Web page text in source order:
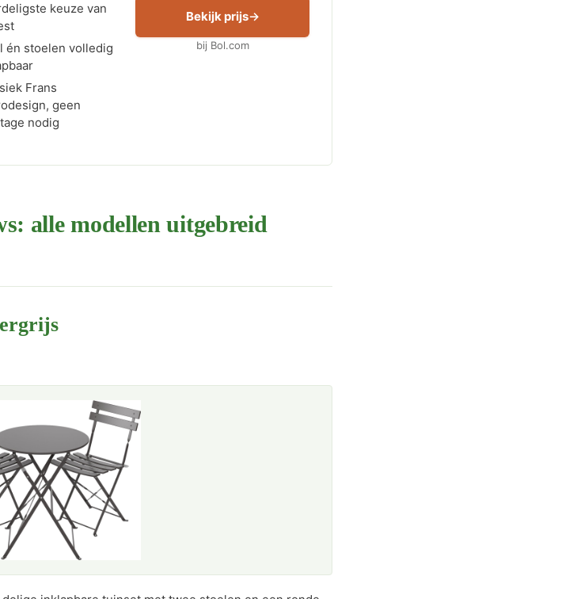
keuze van
én stoelen volledig
Frans
geen
nodig
Bekijk prijs
bij Bol.com
alle modellen uitgebreid